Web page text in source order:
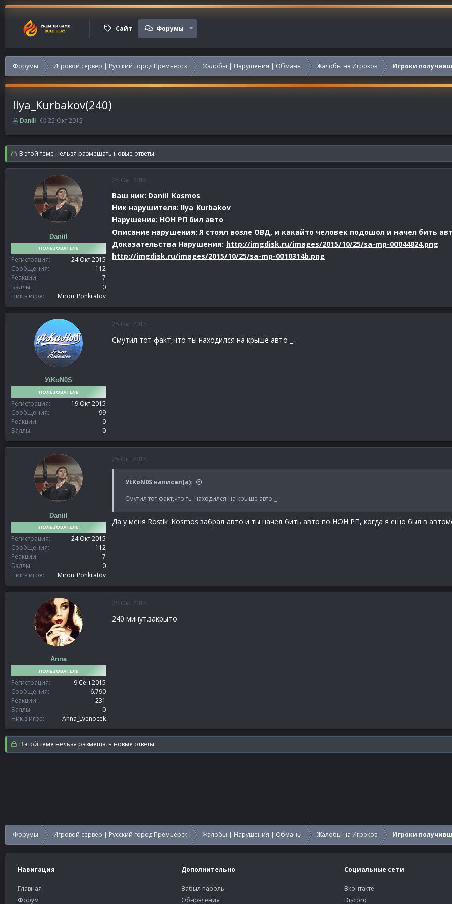
Сайт Форумы
Форумы Игровой сервер | Русский город Премьерск Жалобы | Нарушения | Обманы Жалобы на Игроков Игроки
Ilya_Kurbakov(240)
А
т
о
р
т
Daniil
Д
т
а
н
а
ч
а
л
а
25 Окт 2015
В этой теме нельзя размещать новые ответы.
Daniil
ПОЛЬЗОВАТЕЛЬ
Регистрация
24 Окт 2015
Сообщения
112
Реакции
7
Баллы
0
Ник в игре
Miron_Ponkratov
25 Окт 2015
Ваш ник: Daniil_Kosmos
Ник нарушителя: Ilya_Kurbakov
Нарушение: НОН РП бил авто
Описание нарушения: Я стоял возле ОВД, и какайто человек подошол и начел бить
Доказательства Нарушения: http://imgdisk.ru/images/2015/10/25/sa-mp-00044824.png
http://imgdisk.ru/images/2015/10/25/sa-mp-0010314b.png
УtKoN0S
ПОЛЬЗОВАТЕЛЬ
Регистрация
19 Окт 2015
Сообщения
99
Реакции
0
Баллы
0
25 Окт 2015
Смутил тот факт,что ты находился на крыше авто-_-
Daniil
ПОЛЬЗОВАТЕЛЬ
Регистрация
24 Окт 2015
Сообщения
112
Реакции
7
Баллы
0
Ник в игре
Miron_Ponkratov
25 Окт 2015
УtKoN0S написал(а):
Смутил тот факт,что ты находился на крыше авто-_-
Да у меня Rostik_Kosmos забрал авто и ты начел бить авто по НОН РП, когда я ещо был в
Anna
ПОЛЬЗОВАТЕЛЬ
Регистрация
9 Сен 2015
Сообщения
6.790
Реакции
231
Баллы
0
Ник в игре
Anna_Lvenocek
25 Окт 2015
240 минут.закрыто
В этой теме нельзя размещать новые ответы.
Форумы Игровой сервер | Русский город Премьерск Жалобы | Нарушения | Обманы Жалобы на Игроков Игроки
Навигация
Главная
Форум
Дополнительно
Забыл пароль
Обновления
Социальные сети
Вконтакте
Discord